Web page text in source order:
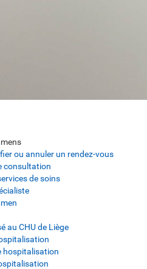
ou annuler un rendez-vous
consultation
de soins
au CHU de Liège
hospitalisation